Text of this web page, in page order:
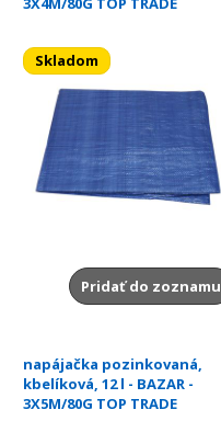
Skladom
Pridať do zoznamu
napájačka pozinkovaná,
kbelíková, 12 l - BAZAR -
3X5M/80G TOP TRADE